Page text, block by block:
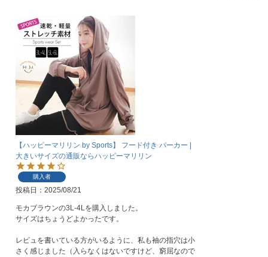
【ハッピーマリリン by Sports】 フード付き パーカー |
大きいサイズの通販ならハッピーマリリン
購入者
投稿日 2025/08/21
モカブラウンの3L-4Lを購入しました。
サイズはちょうどよかったです。
レビュを書いている方がいるように、私も袖の指穴は小
さく感じました（入らなくはないですけど、窮屈なので